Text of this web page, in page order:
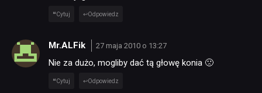
TECHNOLOGIE
DYSKUSJE
Cytuj Odpowiedz
Mr.ALFik 27 maja 2010 o 13:27
Nie za dużo, mogliby dać tą głowę konia 🙁
Cytuj Odpowiedz